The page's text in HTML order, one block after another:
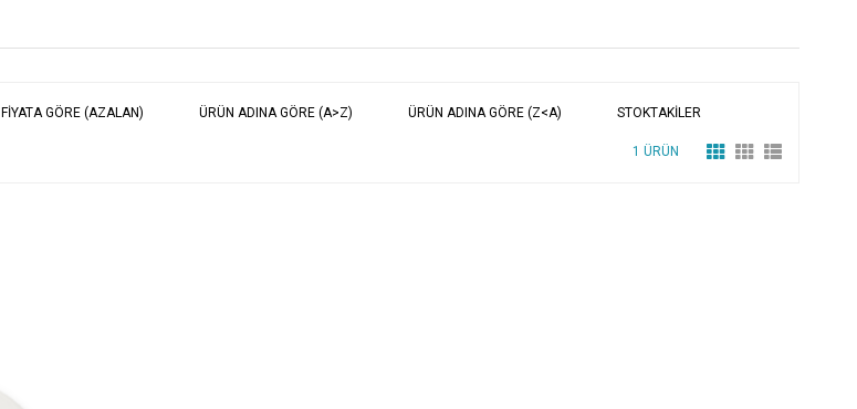
FIYATA GÖRE (AZALAN) ÜRÜN ADINA GÖRE (A>Z) ÜRÜN ADINA GÖRE (Z<A) STOKTAKILER
1 ÜRÜN